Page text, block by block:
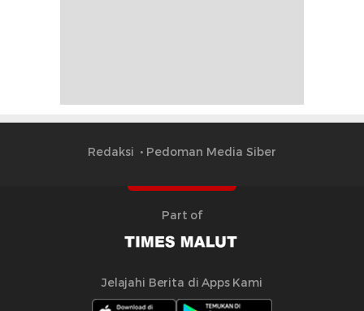
Redaksi Pedoman Media Siber
Part of
Jelajahi Berita di Apps Kami